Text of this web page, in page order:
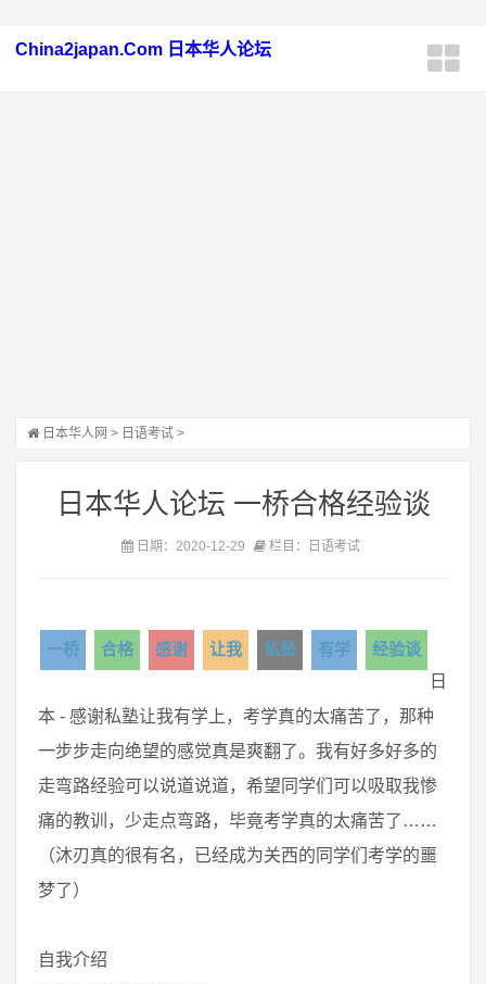
China2japan.Com 日本华人论坛
日本华人网 > 日语考试 >
日本华人论坛 一桥合格经验谈
日期：2020-12-29 栏目：日语考试
一桥 合格 感谢 让我 私塾 有学
经验谈
日
本 - 感谢私塾让我有学上，考学真的太痛苦了，那种
一步步走向绝望的感觉真是爽翻了。我有好多好多的
走弯路经验可以说道说道，希望同学们可以吸取我惨
痛的教训，少走点弯路，毕竟考学真的太痛苦了……
（沐刃真的很有名，已经成为关西的同学们考学的噩
梦了）
自我介绍